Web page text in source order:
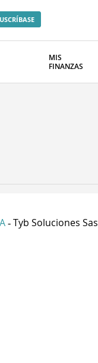
MIS
FINANZAS
- Tyb Soluciones Sas